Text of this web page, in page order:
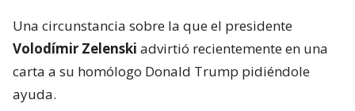
Una circunstancia sobre la que el presidente
Volodímir Zelenski advirtió recientemente en una
carta a su homólogo Donald Trump pidiéndole
ayuda.